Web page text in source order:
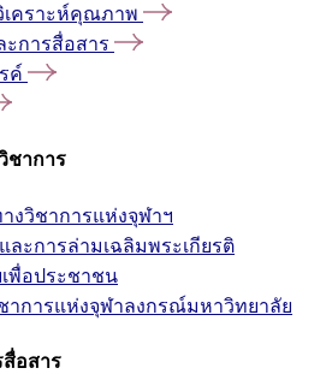
เคราะห์คุณภาพ
ะการสื่อสาร
ค์
ชาการ
งวิชาการแห่งจุฬาฯ
ละการล่ามเฉลิมพระเกียรติ
พื่อประชาชน
าการแห่งจุฬาลงกรณ์มหาวิทยาลัย
สื่อสาร